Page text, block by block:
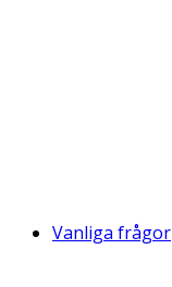
Vanliga frågor